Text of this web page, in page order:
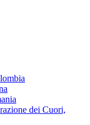
dei Cuori,